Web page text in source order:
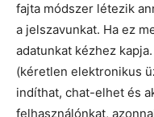
fajta módszer létezik
a jelszavunkat. Ha ez
adatunkat kézhez
(kéretlen elektronikus
indíthat, chat-elhet és
felhasználónkat,